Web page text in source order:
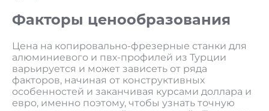
Факторы ценообразования
Цена на копировально-фрезерные станки для
алюминиевого и пвх-профилей из Турции
варьируется и может зависеть от ряда
факторов, начиная от конструктивных
особенностей и заканчивая курсами доллара и
евро, именно поэтому, чтобы узнать точную